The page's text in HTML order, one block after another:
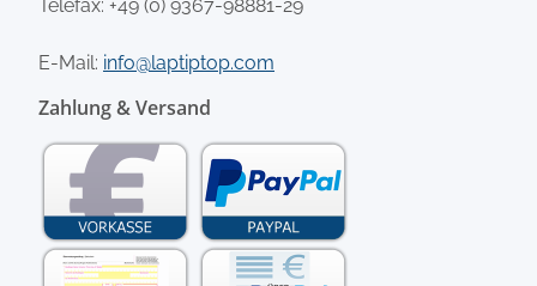
Telefax: +49 (0) 9367-98881-29
E-Mail: info@laptiptop.com
Zahlung & Versand